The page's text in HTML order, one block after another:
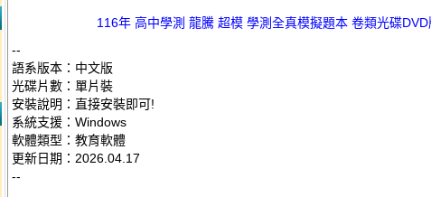
116年 高中學測 龍騰 超模 學測全真模擬題本 卷類光碟DVD
--
語系版本：中文版
光碟片數：單片裝
安裝說明：直接安裝即可!
系統支援：Windows
軟體類型：教育軟體
更新日期：2026.04.17
--